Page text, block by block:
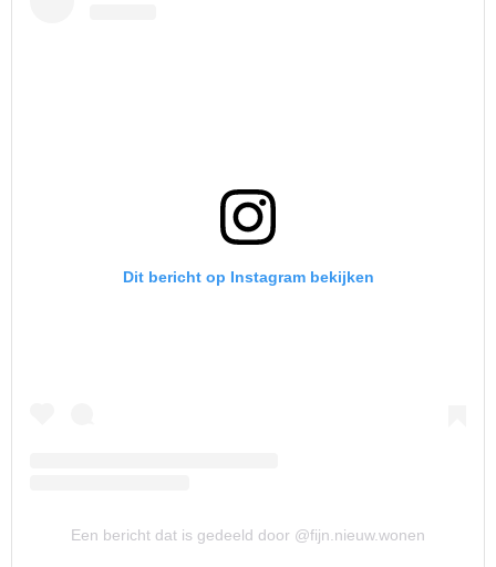
Dit bericht op Instagram bekijken
Een bericht dat is gedeeld door @fijn.nieuw.wonen